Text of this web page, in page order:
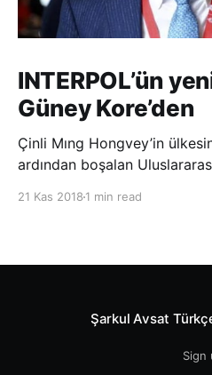
INTERPOL’ün
Güney Kore’den
Çinli Mıng Hongvey’in
ardından boşalan
21 Kas 2018 1 min read
Şarkul Avsat
Sign